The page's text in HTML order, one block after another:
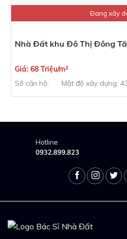
Đang xây
Nhà Đất khu Đô Thị Đông
Giá: 68 Triệu/m²
Số căn hộ:
Mật độ xây dựng:
Hotline
0932.899.823